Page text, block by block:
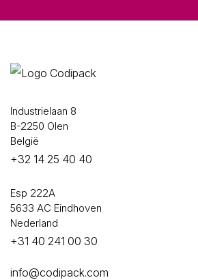
Industrielaan 8
B-2250 Olen
België
+32 14 25 40 40
Esp 222A
5633 AC Eindhoven
Nederland
+31 40 241 00 30
info@codipack.com